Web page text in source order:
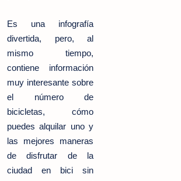
Es una infografía
divertida, pero, al
mismo tiempo,
contiene información
muy interesante sobre
el número de
bicicletas, cómo
puedes alquilar uno y
las mejores maneras
de disfrutar de la
ciudad en bici sin